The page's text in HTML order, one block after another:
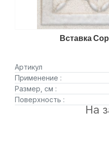
Вставка
Артикул
Применение :
Размер, см :
Поверхность :
На